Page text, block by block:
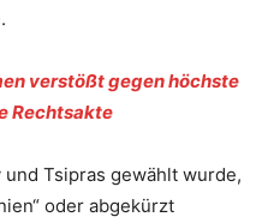
verstößt gegen höchste
Rechtsakte
Tsipras gewählt wurde,
oder abgekürzt